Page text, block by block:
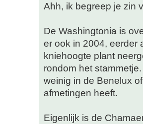
Ahh, ik begreep je zin
De Washingtonia is
er ook in 2004, eerder
kniehoogte plant
rondom het
weinig in de Benelux
afmetingen heeft.
Eigenlijk is de